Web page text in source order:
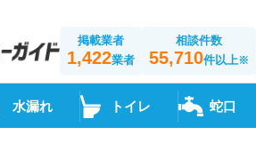
掲載業者
1,422業者
相談件数
55,710件以上※
水漏れ トイレ 蛇口